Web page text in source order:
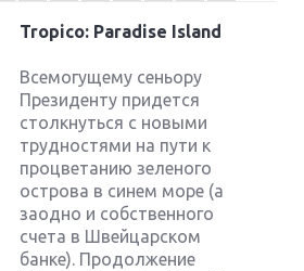
Tropico: Paradise Island
Всемогущему сеньору
Президенту придется
столкнуться с новыми
трудностями на пути к
процветанию зеленого
острова в синем море (а
заодно и собственного
счета в Швейцарском
банке). Продолжение